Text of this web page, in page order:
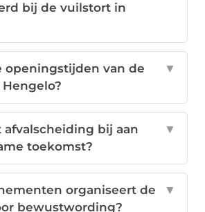
bij de vuilstort in
openingstijden van de
▼
afvalscheiding bij aan
toekomst?
▼
organiseert de
bewustwording?
▼